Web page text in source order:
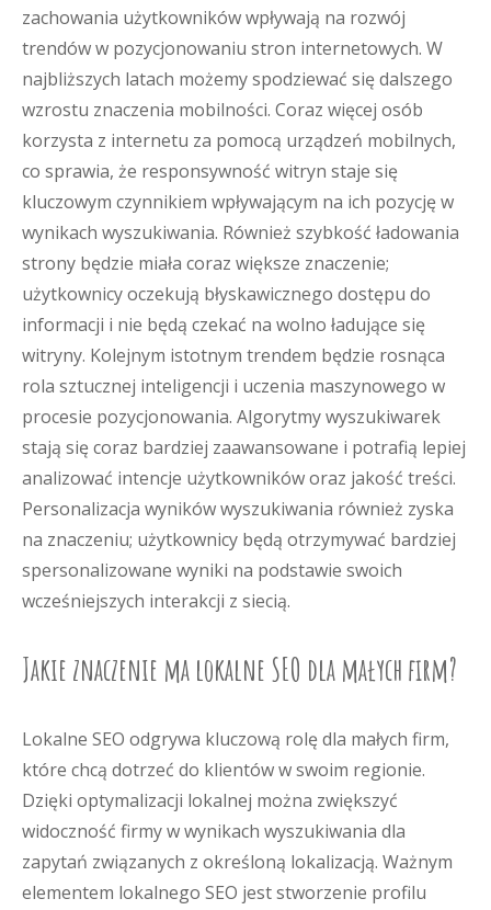
zachowania użytkowników wpływają na rozwój
trendów w pozycjonowaniu stron internetowych. W
najbliższych latach możemy spodziewać się dalszego
wzrostu znaczenia mobilności. Coraz więcej osób
korzysta z internetu za pomocą urządzeń mobilnych,
co sprawia, że responsywność witryn staje się
kluczowym czynnikiem wpływającym na ich pozycję w
wynikach wyszukiwania. Również szybkość ładowania
strony będzie miała coraz większe znaczenie;
użytkownicy oczekują błyskawicznego dostępu do
informacji i nie będą czekać na wolno ładujące się
witryny. Kolejnym istotnym trendem będzie rosnąca
rola sztucznej inteligencji i uczenia maszynowego w
procesie pozycjonowania. Algorytmy wyszukiwarek
stają się coraz bardziej zaawansowane i potrafią lepiej
analizować intencje użytkowników oraz jakość treści.
Personalizacja wyników wyszukiwania również zyska
na znaczeniu; użytkownicy będą otrzymywać bardziej
spersonalizowane wyniki na podstawie swoich
wcześniejszych interakcji z siecią.
Jakie znaczenie ma lokalne SEO dla małych firm?
Lokalne SEO odgrywa kluczową rolę dla małych firm,
które chcą dotrzeć do klientów w swoim regionie.
Dzięki optymalizacji lokalnej można zwiększyć
widoczność firmy w wynikach wyszukiwania dla
zapytań związanych z określoną lokalizacją. Ważnym
elementem lokalnego SEO jest stworzenie profilu